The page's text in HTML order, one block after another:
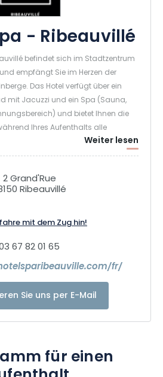
- Ribeauvillé
befindet sich im Stadtzentrum
empfängt Sie im Herzen der
Das Hotel verfügt über ein
mit Jacuzzi und ein Spa (Sauna,
und bietet Ihnen die
Ihres Aufenthalts alle
des Elsass zu entdecken. 40 Minuten
von Colmar entfernt, können
Gastronomie kennenlernen.
Weiter lesen
2 Grand'Rue
Ribeauvillé
mit dem Zug hin!
67 82 01 65
fr/
Sie uns per E-Mail
für einen